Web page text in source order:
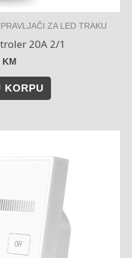
ZA LED TRAKU
20A 2/1
KM
KORPU